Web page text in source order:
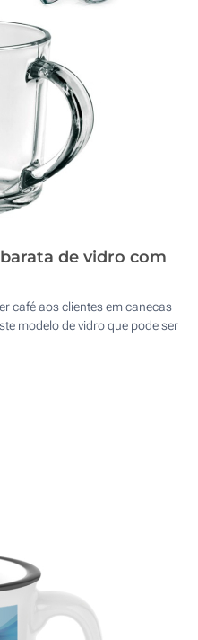
de vidro com
café aos clientes em canecas
modelo de vidro que pode ser